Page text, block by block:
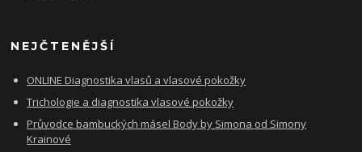
NEJČTENĚJŠÍ
ONLINE Diagnostika vlasů a vlasové pokožky
Trichologie a diagnostika vlasové pokožky
Průvodce bambuckých másel Body by Simona od Simony
Krainové